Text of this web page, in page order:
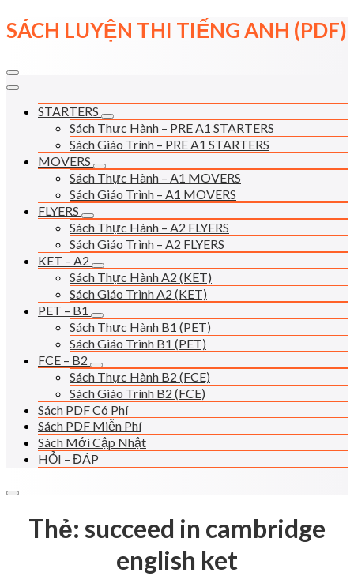
Skip
to
SÁCH LUYỆN THI TIẾNG ANH (PDF)
STARTERS
Sách Thực Hành – PRE A1 STARTERS
Sách Giáo Trình – PRE A1 STARTERS
MOVERS
Sách Thực Hành – A1 MOVERS
Sách Giáo Trình – A1 MOVERS
FLYERS
Sách Thực Hành – A2 FLYERS
Sách Giáo Trình – A2 FLYERS
KET – A2
Sách Thực Hành A2 (KET)
Sách Giáo Trình A2 (KET)
PET – B1
Sách Thực Hành B1 (PET)
Sách Giáo Trình B1 (PET)
FCE – B2
Sách Thực Hành B2 (FCE)
Sách Giáo Trình B2 (FCE)
Sách PDF Có Phí
Sách PDF Miễn Phí
Sách Mới Cập Nhật
HỎI – ĐÁP
Thẻ: succeed in cambridge
english ket